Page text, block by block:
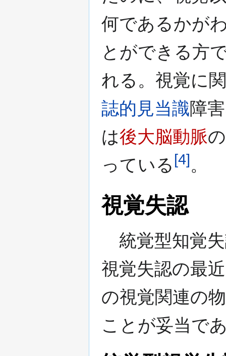
何であるかが
とができる方
れる。視覚に
誌的見当識障
は後大脳動脈
っている [4]。
視覚失認
統覚型知覚失
視覚失認の最
の視覚関連の
ことが妥当で